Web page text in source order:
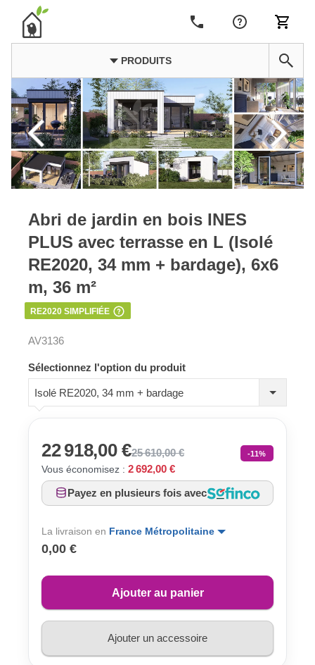
PRODUITS
Abri de jardin en bois INES
PLUS avec terrasse en L (Isolé
RE2020, 34 mm + bardage), 6x6
m, 36 m²
RE2020 SIMPLIFIÉE
AV3136
Sélectionnez l'option du produit
Isolé RE2020, 34 mm + bardage
22 918,00 €25 610,00 € -11%
Vous économisez : 2 692,00 €
Payez en plusieurs fois avec
La livraison en France Métropolitaine
0,00 €
Ajouter au panier
Ajouter un accessoire